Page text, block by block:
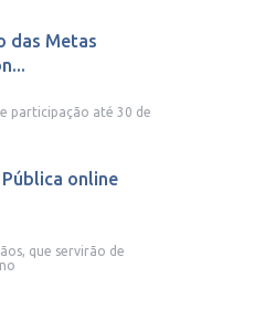
das Metas
participação até 30 de
online
que servirão de